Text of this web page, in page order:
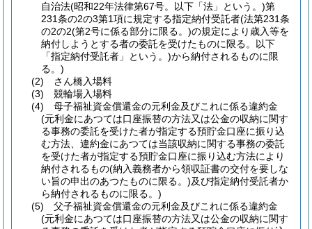
自治法(昭和22年法律第67号。以下「法」という。)第
231条の2の3第1項に規定する指定納付受託者(法第231条
の2の2(第2号に係る部分に限る。)の規定により歳入等を
納付しようとする者の委託を受けたものに限る。以下
「指定納付受託者」という。)から納付されるものに限
る。)
(2)
さん橋入場料
(3)
競輪場入場料
(4)
母子福祉資金償還金の元利金及びこれに係る違約金
(元利金にあつては口座振替の方法又は公金の収納に関す
る事務の委託を受けた者が指定する預貯金口座に振り込
む方法、違約金にあつては当該収納に関する事務の委託
を受けた者が指定する預貯金口座に振り込む方法により
納付されるもの(納入義務者から領収証書の交付を要しな
い旨の申出のあつたものに限る。)及び指定納付受託者か
ら納付されるものに限る。)
(5)
父子福祉資金償還金の元利金及びこれに係る違約金
(元利金にあつては口座振替の方法又は公金の収納に関す